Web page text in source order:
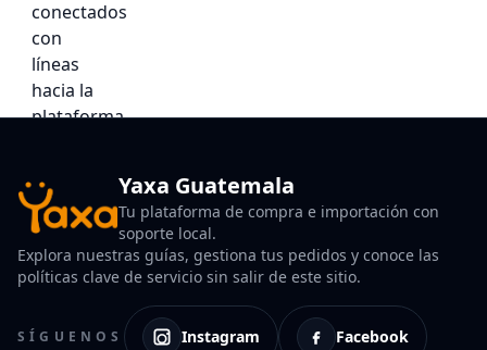
Yaxa Guatemala
Tu plataforma de compra e importación con
soporte local.
Explora nuestras guías, gestiona tus pedidos y conoce las
políticas clave de servicio sin salir de este sitio.
SÍGUENOS Instagram Facebook